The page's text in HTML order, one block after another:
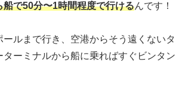
船で50分〜1時間程度で行けるんです！
ルまで行き、空港からそう遠くないタ
ターミナルから船に乗ればすぐビンタン